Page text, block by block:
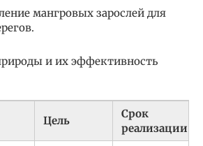
мангровых зарослей для
и их эффективность
Цель
Срок
реализации